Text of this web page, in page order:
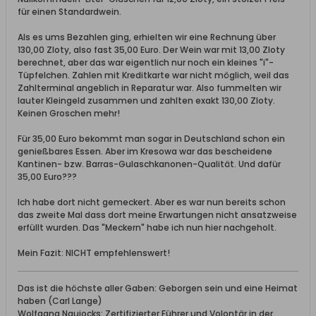
für einen Standardwein.
Als es ums Bezahlen ging, erhielten wir eine Rechnung über
130,00 Zloty, also fast 35,00 Euro. Der Wein war mit 13,00 Zloty
berechnet, aber das war eigentlich nur noch ein kleines "i"-
Tüpfelchen. Zahlen mit Kreditkarte war nicht möglich, weil das
Zahlterminal angeblich in Reparatur war. Also fummelten wir
lauter Kleingeld zusammen und zahlten exakt 130,00 Zloty.
Keinen Groschen mehr!
Für 35,00 Euro bekommt man sogar in Deutschland schon ein
genießbares Essen. Aber im Kresowa war das bescheidene
Kantinen- bzw. Barras-Gulaschkanonen-Qualität. Und dafür
35,00 Euro???
Ich habe dort nicht gemeckert. Aber es war nun bereits schon
das zweite Mal dass dort meine Erwartungen nicht ansatzweise
erfüllt wurden. Das "Meckern" habe ich nun hier nachgeholt.
Mein Fazit: NICHT empfehlenswert!
Das ist die höchste aller Gaben: Geborgen sein und eine Heimat
haben (Carl Lange)
Wolfgang Naujocks: Zertifizierter Führer und Volontär in der